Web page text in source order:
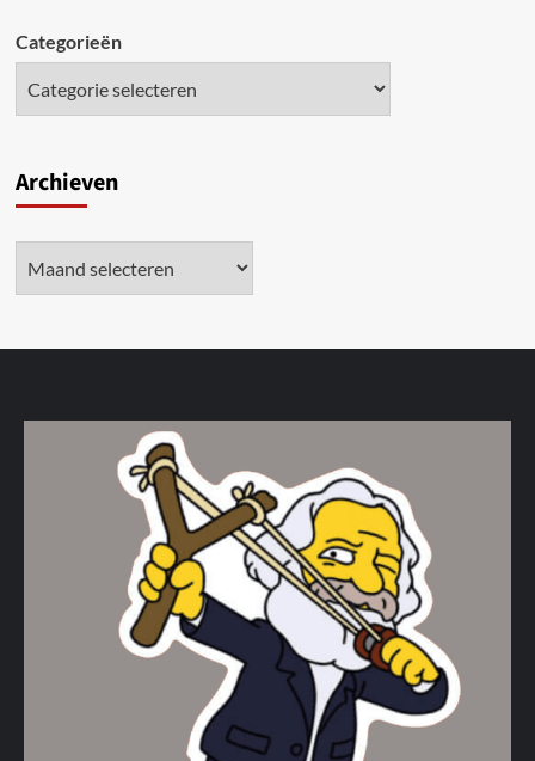
Categorieën
Archieven